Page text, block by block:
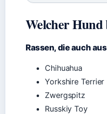
Welcher Hund
Rassen, die auch
Chihuahua
Yorkshire Terrier
Zwergspitz
Russkiy Toy